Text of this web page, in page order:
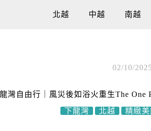
北越 中越 南越
02/10/
灣自由行｜風災後如浴火重生The One
下龍灣
北越 精緻